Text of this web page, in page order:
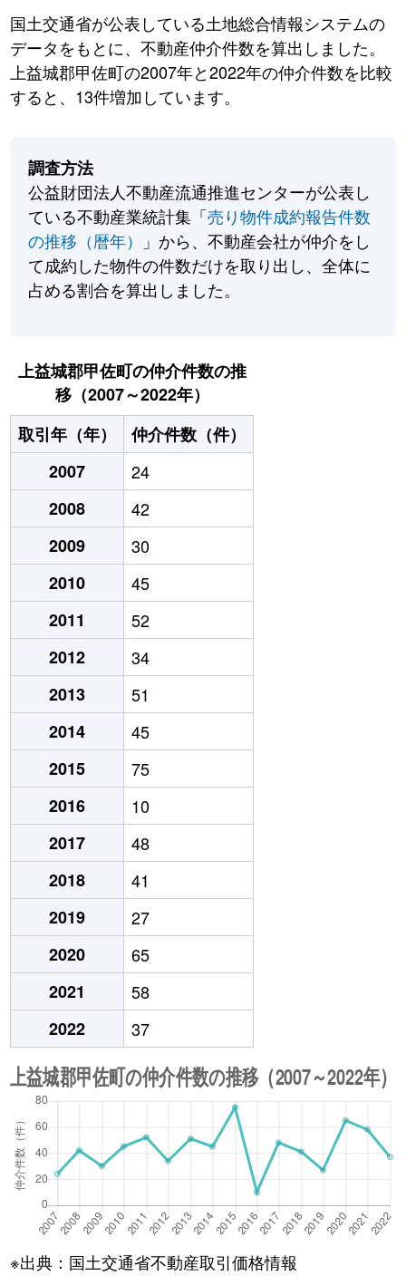
国土交通省が公表している土地総合情報システムの
データをもとに、不動産仲介件数を算出しました。
上益城郡甲佐町の2007年と2022年の仲介件数を比較
すると、13件増加しています。
調査方法
公益財団法人不動産流通推進センターが公表し
ている不動産業統計集「売り物件成約報告件数
の推移（暦年）
」から、不動産会社が仲介をし
て成約した物件の件数だけを取り出し、全体に
占める割合を算出しました。
上益城郡甲佐町の仲介件数の推
移（2007～2022年）
取引年（年）
仲介件数（件）
2007
24
2008
42
2009
30
2010
45
2011
52
2012
34
2013
51
2014
45
2015
75
2016
10
2017
48
2018
41
2019
27
2020
65
2021
58
2022
37
※出典：国土交通省不動産取引価格情報